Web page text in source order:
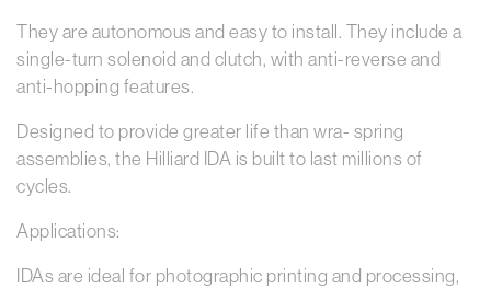
They are autonomous and easy to install. They include a
single-turn solenoid and clutch, with anti-reverse and
anti-hopping features.
Designed to provide greater life than wra- spring
assemblies, the Hilliard IDA is built to last millions of
cycles.
Applications:
IDAs are ideal for photographic printing and processing,